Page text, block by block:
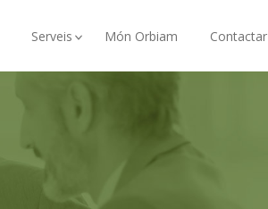
Serveis Món Orbiam Contactar